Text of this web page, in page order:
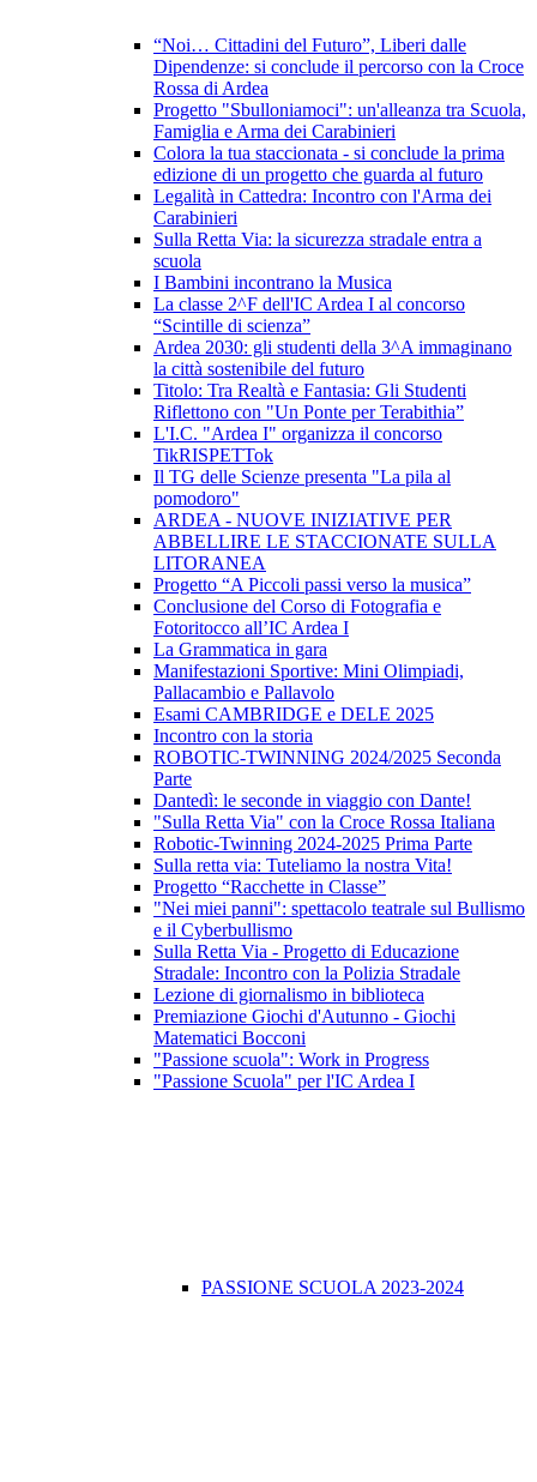
“Noi… Cittadini del Futuro”, Liberi dalle
Dipendenze: si conclude il percorso con la Croce
Rossa di Ardea
Progetto "Sbulloniamoci": un'alleanza tra Scuola,
Famiglia e Arma dei Carabinieri
Colora la tua staccionata - si conclude la prima
edizione di un progetto che guarda al futuro
Legalità in Cattedra: Incontro con l'Arma dei
Carabinieri
Sulla Retta Via: la sicurezza stradale entra a
scuola
I Bambini incontrano la Musica
La classe 2^F dell'IC Ardea I al concorso
“Scintille di scienza”
Ardea 2030: gli studenti della 3^A immaginano
la città sostenibile del futuro
Titolo: Tra Realtà e Fantasia: Gli Studenti
Riflettono con "Un Ponte per Terabithia”
L'I.C. "Ardea I" organizza il concorso
TikRISPETTok
Il TG delle Scienze presenta "La pila al
pomodoro"
ARDEA - NUOVE INIZIATIVE PER
ABBELLIRE LE STACCIONATE SULLA
LITORANEA
Progetto “A Piccoli passi verso la musica”
Conclusione del Corso di Fotografia e
Fotoritocco all’IC Ardea I
La Grammatica in gara
Manifestazioni Sportive: Mini Olimpiadi,
Pallacambio e Pallavolo
Esami CAMBRIDGE e DELE 2025
Incontro con la storia
ROBOTIC-TWINNING 2024/2025 Seconda
Parte
Dantedì: le seconde in viaggio con Dante!
"Sulla Retta Via" con la Croce Rossa Italiana
Robotic-Twinning 2024-2025 Prima Parte
Sulla retta via: Tuteliamo la nostra Vita!
Progetto “Racchette in Classe”
"Nei miei panni": spettacolo teatrale sul Bullismo
e il Cyberbullismo
Sulla Retta Via - Progetto di Educazione
Stradale: Incontro con la Polizia Stradale
Lezione di giornalismo in biblioteca
Premiazione Giochi d'Autunno - Giochi
Matematici Bocconi
"Passione scuola": Work in Progress
"Passione Scuola" per l'IC Ardea I
PASSIONE SCUOLA 2023-2024